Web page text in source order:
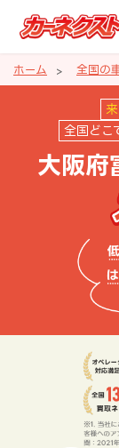
ホーム 全国の
大阪府富
全国どこ
大阪府